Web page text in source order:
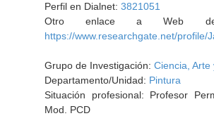
Perfil en Dialnet: 3821051
Otro enlace a Web de
https://www.researchgate.net/profile/
Grupo de Investigación: Ciencia, Arte
Departamento/Unidad: Pintura
Situación profesional: Profesor
Mod. PCD